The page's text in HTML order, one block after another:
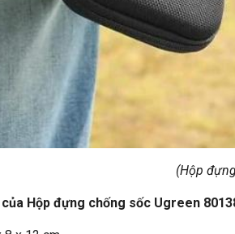
(Hộp
Hộp đựng chống sốc Ugreen